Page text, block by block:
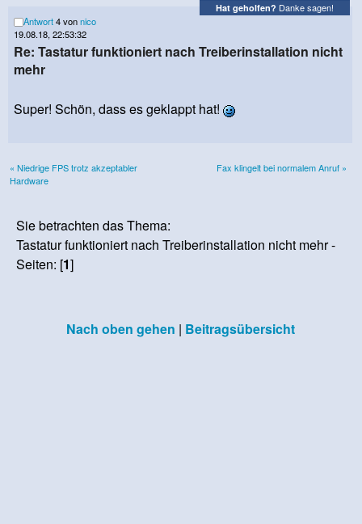
Hat geholfen? Danke sagen!
Antwort4 vonnico
19.08.18, 22:53:32
Re: Tastatur funktioniert nach Treiberinstallation nicht
mehr
Super! Schön, dass es geklappt hat!
« Niedrige FPS trotz akzeptabler
Hardware
Fax klingelt bei normalem Anruf »
Sie betrachten das Thema:
Tastatur funktioniert nach Treiberinstallation nicht mehr -
Seiten: [1]
Nach oben gehen | Beitragsübersicht